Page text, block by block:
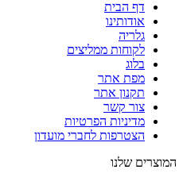
דף הבית
אודותינו
גלריה
לקוחות ממליצים
בלוג
מפת אתר
תקנון אתר
צור קשר
מדיניות הפרטיות
הצטרפות לחברי מועדון
המוצרים שלנו